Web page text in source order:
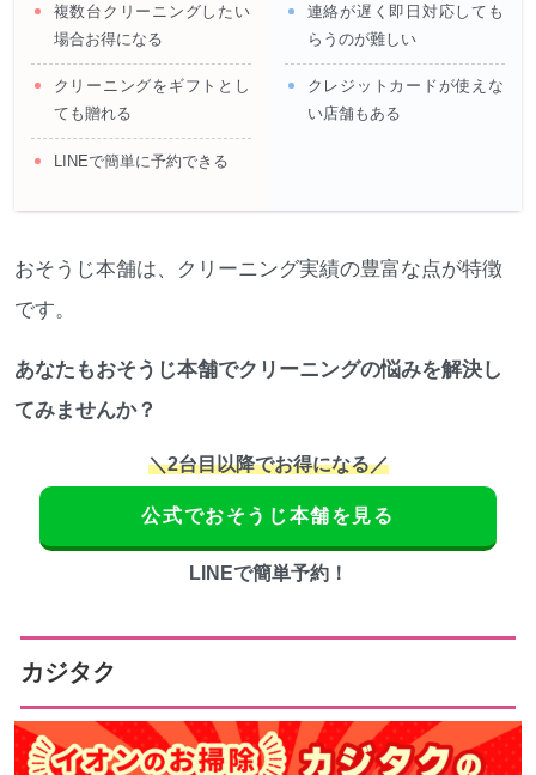
複数台クリーニングしたい
場合お得になる
クリーニングをギフトとし
ても贈れる
LINEで簡単に予約できる
連絡が遅く即日対応しても
らうのが難しい
クレジットカードが使えな
い店舗もある
おそうじ本舗は、クリーニング実績の豊富な点が特徴
です。
あなたもおそうじ本舗でクリーニングの悩みを解決し
てみませんか？
＼2台目以降でお得になる／
公式でおそうじ本舗を見る
LINEで簡単予約！
カジタク